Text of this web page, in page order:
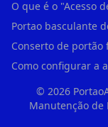
Portao basculante
Conserto de portão
© 2026
Manutenção de